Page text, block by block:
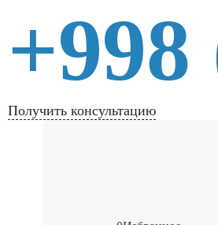
+998
Получить консультацию